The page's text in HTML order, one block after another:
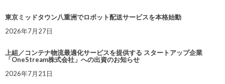
東京ミッドタウン八重洲でロボット配送サービスを本格始動
2026年7月27日
上組／コンテナ物流最適化サービスを提供する スタートアップ企業
「OneStream株式会社」への出資のお知らせ
2026年7月21日